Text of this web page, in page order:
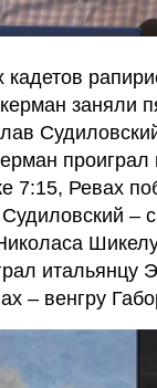
кадетов
заняли
проиграл
7:15, Ревах
–
итальянцу
– венгру